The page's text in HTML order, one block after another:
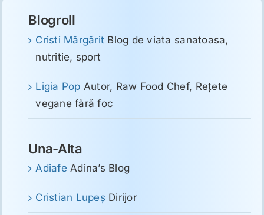
Blogroll
Cristi Mărgărit Blog de viata sanatoasa,
nutritie, sport
Ligia Pop Autor, Raw Food Chef, Reţete
vegane fără foc
Una-Alta
Adiafe Adina’s Blog
Cristian Lupeş Dirijor